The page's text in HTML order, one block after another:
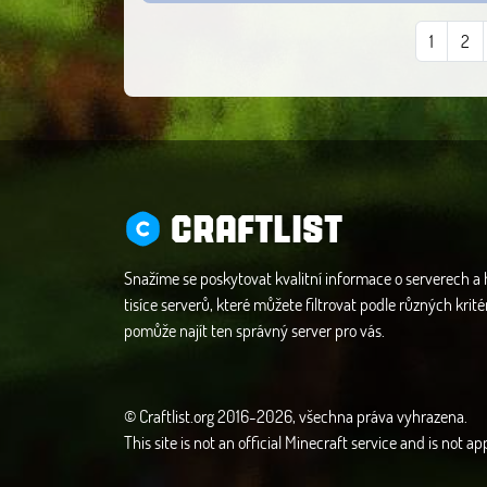
1 2
CRAFTLIST
Snažíme se poskytovat kvalitní informace o serverech a
tisíce serverů, které můžete filtrovat podle různých
pomůže najít ten správný server pro vás.
© Craftlist.org 2016-2026, všechna práva vyhrazena.
This site is not an official Minecraft service and is not